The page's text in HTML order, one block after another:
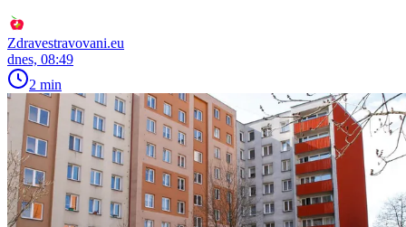
Zdravestravovani.eu
dnes, 08:49
2 min